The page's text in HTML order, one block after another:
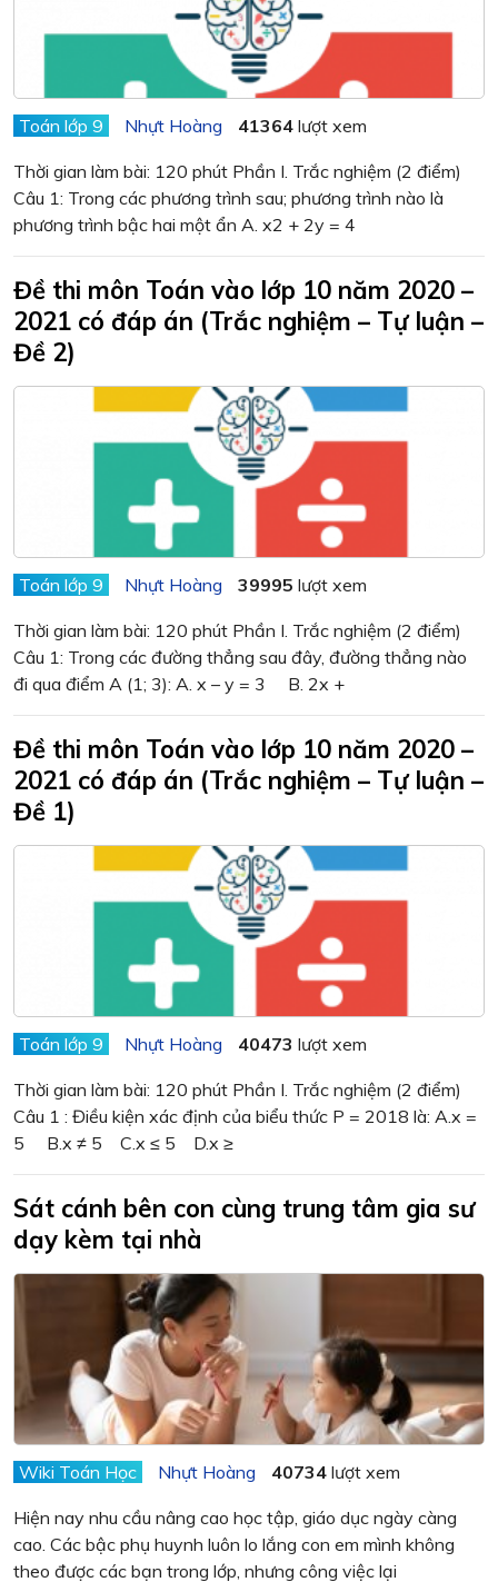
Toán lớp 9 Nhựt Hoàng 41364 lượt xem
Thời gian làm bài: 120 phút Phần I. Trắc nghiệm (2 điểm)
Câu 1: Trong các phương trình sau; phương trình nào là
phương trình bậc hai một ẩn A. x2 + 2y = 4
Đề thi môn Toán vào lớp 10 năm 2020 –
2021 có đáp án (Trắc nghiệm – Tự luận –
Đề 2)
Toán lớp 9 Nhựt Hoàng 39995 lượt xem
Thời gian làm bài: 120 phút Phần I. Trắc nghiệm (2 điểm)
Câu 1: Trong các đường thẳng sau đây, đường thẳng nào
đi qua điểm A (1; 3): A. x – y = 3 B. 2x +
Đề thi môn Toán vào lớp 10 năm 2020 –
2021 có đáp án (Trắc nghiệm – Tự luận –
Đề 1)
Toán lớp 9 Nhựt Hoàng 40473 lượt xem
Thời gian làm bài: 120 phút Phần I. Trắc nghiệm (2 điểm)
Câu 1 : Điều kiện xác định của biểu thức P = 2018 là: A.x =
5 B.x ≠ 5 C.x ≤ 5 D.x ≥
Sát cánh bên con cùng trung tâm gia sư
dạy kèm tại nhà
Wiki Toán Học Nhựt Hoàng 40734 lượt xem
Hiện nay nhu cầu nâng cao học tập, giáo dục ngày càng
cao. Các bậc phụ huynh luôn lo lắng con em mình không
theo được các bạn trong lớp, nhưng công việc lại